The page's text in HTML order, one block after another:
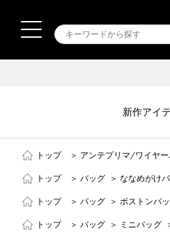
新作アイ
トップ ＞ アンテプリマ/ワイヤ
トップ ＞ バッグ ＞ ななめがけ
トップ ＞ バッグ ＞ ボストンバ
トップ ＞ バッグ ＞ ミニバッグ